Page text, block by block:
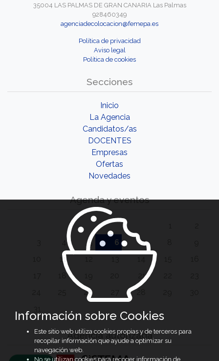
35004 LAS PALMAS DE GRAN CANARIA Las Palmas
928460349
agenciadecolocacion@femepa.es
Política de privacidad
Aviso legal
Política de cookies
Secciones
Inicio
La Agencia
Candidatos/as
DOCENTES
Empresas
Ofertas
Novedades
Agenda y eventos
5 6 7
11
21
26 28
Agencia autorizada
Información sobre Cookies
Este sitio web utiliza cookies propias y de terceros para
recopilar información que ayude a optimizar su
navegación web.
No se utilizan cookies para recoger información de